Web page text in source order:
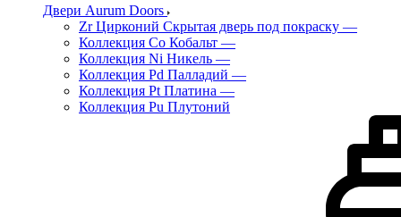
Двери Aurum Doors
Zr Цирконий Скрытая дверь под покраску —
Коллекция Co Кобальт —
Коллекция Ni Никель —
Коллекция Pd Палладий —
Коллекция Pt Платина —
Коллекция Pu Плутоний